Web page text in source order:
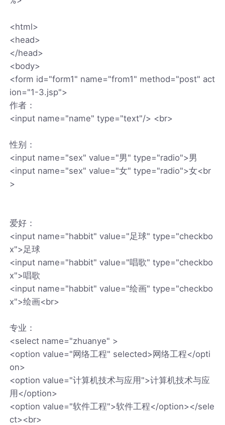
<html>
<head>
</head>
<body>
<form id="form1" name="from1" method="post" act
ion="1-3.jsp">
作者：
<input name="name" type="text"/> <br>
性别：
<input name="sex" value="男" type="radio">男
<input name="sex" value="女" type="radio">女<br
>
爱好：
<input name="habbit" value="足球" type="checkbo
x">足球
<input name="habbit" value="唱歌" type="checkbo
x">唱歌
<input name="habbit" value="绘画" type="checkbo
x">绘画<br>
专业：
<select name="zhuanye" >
<option value="网络工程" selected>网络工程</opti
on>
<option value="计算机技术与应用">计算机技术与应
用</option>
<option value="软件工程">软件工程</option></sele
ct><br>